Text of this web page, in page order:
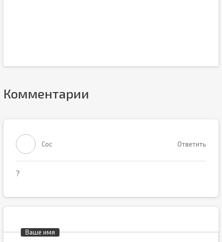
Комментарии
Сос Ответить
?
Ваше имя